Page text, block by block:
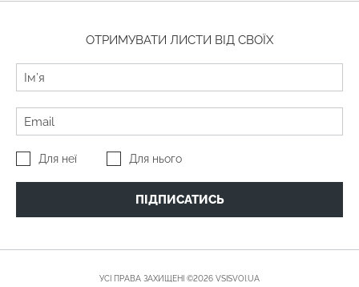
ОТРИМУВАТИ ЛИСТИ ВІД СВОЇХ
Для неї Для нього
ПІДПИСАТИСЬ
УСІ ПРАВА ЗАХИЩЕНІ ©2026 VSISVOI.UA